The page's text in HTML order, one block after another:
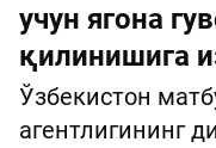
учун ягона
қилинишига
Ўзбекистон
агентлигининг